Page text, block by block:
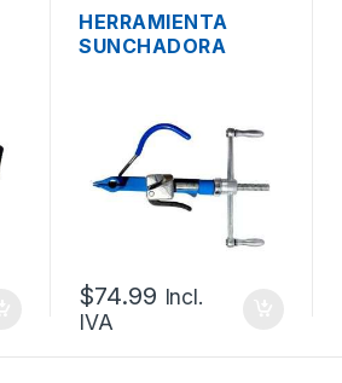
HERRAMIENTA
SUNCHADORA
$74.99 Incl.
IVA